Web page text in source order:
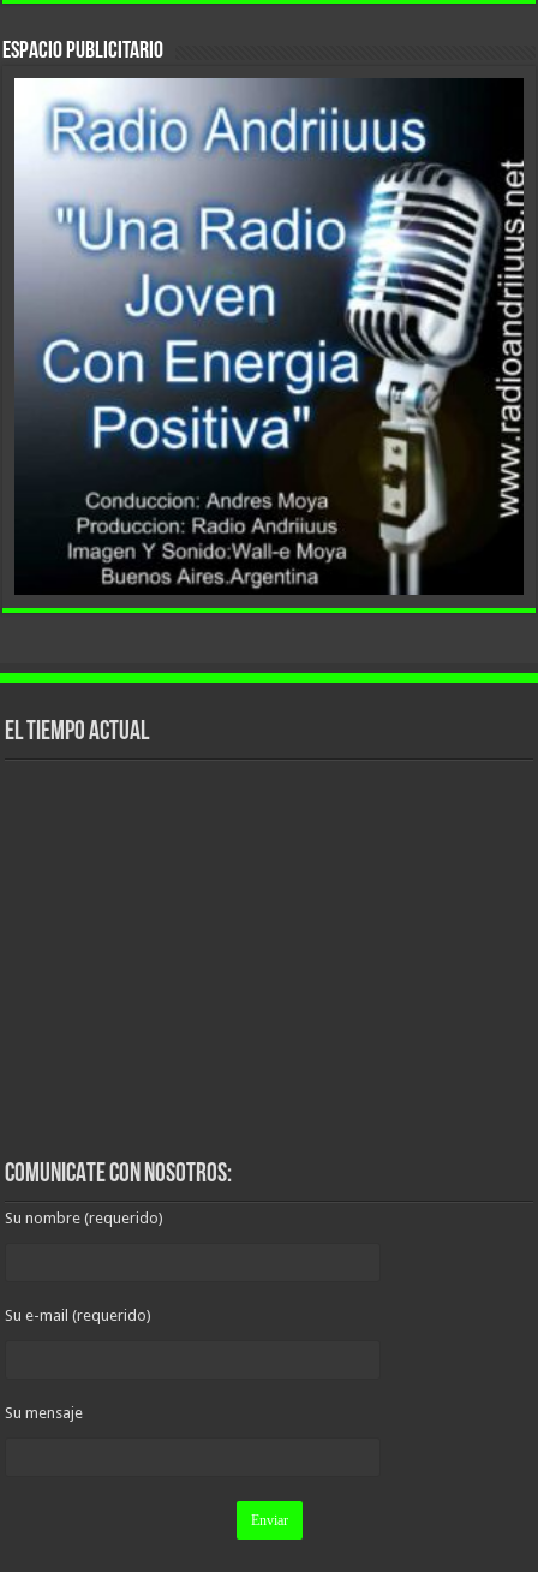
ESPACIO PUBLICITARIO
El tiempo actual
COMUNICATE CON NOSOTROS:
Su nombre (requerido)
Su e-mail (requerido)
Su mensaje